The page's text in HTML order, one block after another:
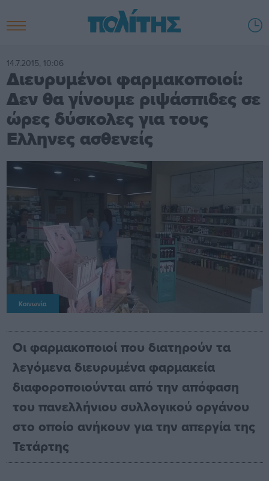
14.7.2015, 10:06
Διευρυμένοι φαρμακοποιοί:
Δεν θα γίνουμε ριψάσπιδες σε
ώρες δύσκολες για τους
Ελληνες ασθενείς
Κοινωνία
Οι φαρμακοποιοί που διατηρούν τα
λεγόμενα διευρυμένα φαρμακεία
διαφοροποιούνται από την απόφαση
του πανελλήνιου συλλογικού οργάνου
στο οποίο ανήκουν για την απεργία της
Τετάρτης